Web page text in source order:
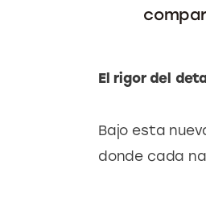
El rigor del
Bajo esta
donde cada